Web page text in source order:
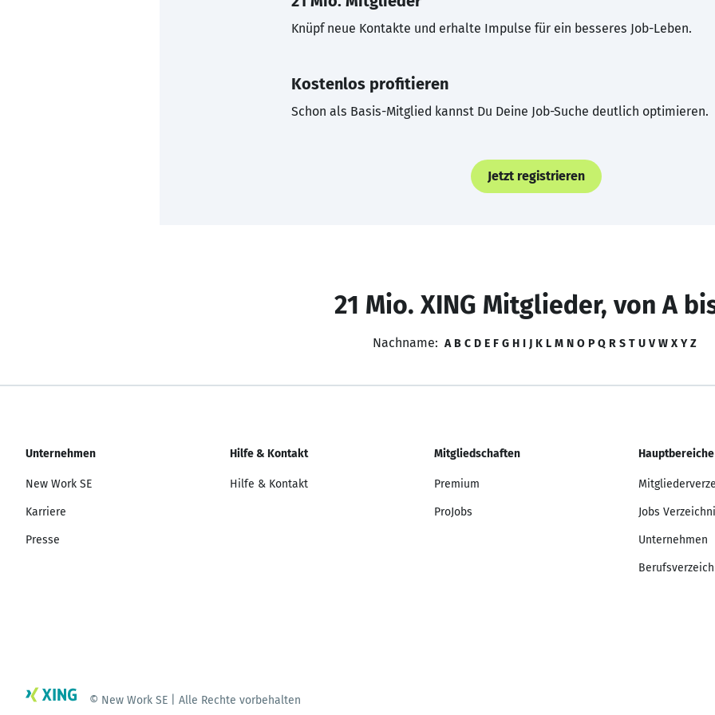
Knüpf neue Kontakte und erhalte Impulse für ein besseres Job-Leben.
Kostenlos profitieren
Schon als Basis-Mitglied kannst Du Deine Job-Suche deutlich optimieren.
Jetzt registrieren
21 Mio. XING Mitglieder, von A
Nachname: A B C D E F G H I J K L M N O P Q R S T U V W X Y Z
Unternehmen
New Work SE
Karriere
Presse
Hilfe & Kontakt
Hilfe & Kontakt
Mitgliedschaften
Premium
ProJobs
Hauptbereiche
Jobs
Unternehmen
© New Work SE | Alle Rechte vorbehalten